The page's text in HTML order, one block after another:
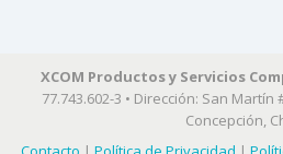
XCOM Productos y Servicios
77.743.602-3 • Dirección: San Martín
Concepción,